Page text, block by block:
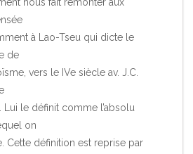
nous fait remonter aux
à Lao-Tseu qui dicte le
de
vers le IVe siècle av. J.C.
Lui le définit comme l’absolu
on
Cette définition est reprise par